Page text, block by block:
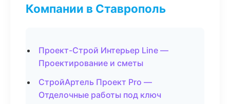
Компании в Ставрополь
Проект-Строй Интерьер Line —
Проектирование и сметы
СтройАртель Проект Pro —
Отделочные работы под ключ